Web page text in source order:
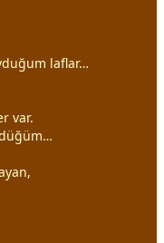
laflar…
var.